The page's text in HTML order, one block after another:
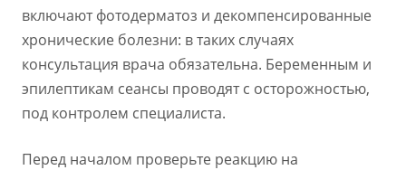
включают фотодерматоз и декомпенсированные
хронические болезни: в таких случаях
консультация врача обязательна. Беременным и
эпилептикам сеансы проводят с осторожностью,
под контролем специалиста.
Перед началом проверьте реакцию на